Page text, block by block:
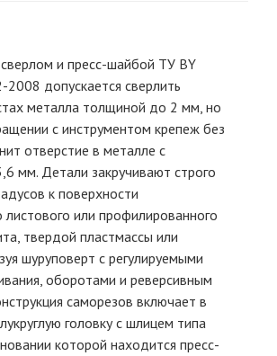
и пресс-шайбой ТУ BY
допускается сверлить
металла толщиной до 2 мм, но
с инструментом крепеж без
отверстие в металле с
мм. Детали закручивают строго
к поверхности
листового или профилированного
твердой пластмассы или
шуруповерт с регулируемыми
оборотами и реверсивным
саморезов включает в
головку с шлицем типа
которой находится пресс-